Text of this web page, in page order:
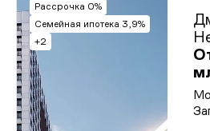
Рассрочка 0%
Семейная ипотека 3,9%
+2